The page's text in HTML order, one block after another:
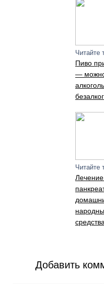
Читайте
Пиво
—
Читайте
Лечение
Добавить